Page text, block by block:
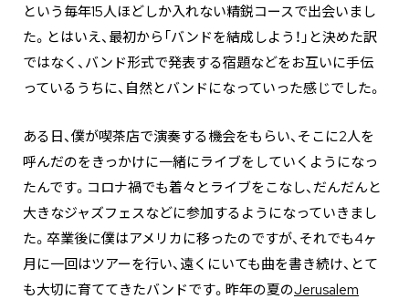
という毎年15人ほどしか入れない精鋭コースで出会いまし
た。とはいえ、最初から「バンドを結成しよう！」と決めた訳
ではなく、バンド形式で発表する宿題などをお互いに手伝
っているうちに、自然とバンドになっていった感じでした。
ある日、僕が喫茶店で演奏する機会をもらい、そこに2人を
呼んだのをきっかけに一緒にライブをしていくようになっ
たんです。コロナ禍でも着々とライブをこなし、だんだんと
大きなジャズフェスなどに参加するようになっていきまし
た。卒業後に僕はアメリカに移ったのですが、それでも4ヶ
月に一回はツアーを行い、遠くにいても曲を書き続け、とて
も大切に育ててきたバンドです。昨年の夏のJerusalem